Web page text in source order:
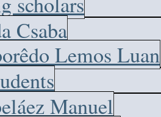
Csaba
Lemos Luan
Manuel